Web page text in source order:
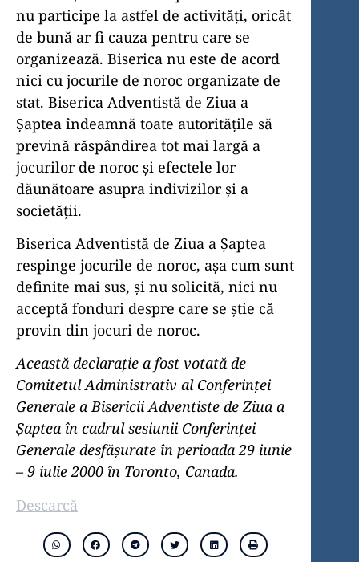
nu participe la astfel de activități, oricât
de bună ar fi cauza pentru care se
organizează. Biserica nu este de acord
nici cu jocurile de noroc organizate de
stat. Biserica Adventistă de Ziua a
Șaptea îndeamnă toate autoritățile să
prevină răspândirea tot mai largă a
jocurilor de noroc și efectele lor
dăunătoare asupra indivizilor și a
societății.
Biserica Adventistă de Ziua a Șaptea
respinge jocurile de noroc, așa cum sunt
definite mai sus, și nu solicită, nici nu
acceptă fonduri despre care se știe că
provin din jocuri de noroc.
Această declarație a fost votată de
Comitetul Administrativ al Conferinței
Generale a Bisericii Adventiste de Ziua a
Șaptea în cadrul sesiunii Conferinței
Generale desfășurate în perioada 29 iunie
– 9 iulie 2000 în Toronto, Canada.
Descarcă